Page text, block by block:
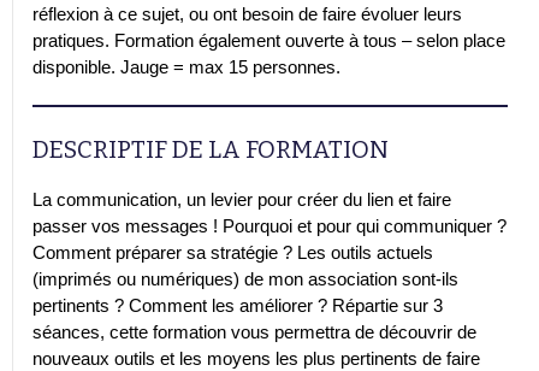
réflexion à ce sujet, ou ont besoin de faire évoluer leurs
pratiques. Formation également ouverte à tous – selon place
disponible. Jauge = max 15 personnes.
DESCRIPTIF DE LA FORMATION
La communication, un levier pour créer du lien et faire
passer vos messages ! Pourquoi et pour qui communiquer ?
Comment préparer sa stratégie ? Les outils actuels
(imprimés ou numériques) de mon association sont-ils
pertinents ? Comment les améliorer ? Répartie sur 3
séances, cette formation vous permettra de découvrir de
nouveaux outils et les moyens les plus pertinents de faire